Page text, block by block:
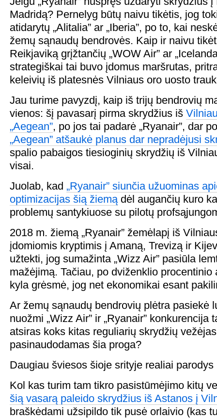
Madridą? Pernelyg būtų naivu tikėtis, jog
atidarytų „Alitalia” ar „Iberia”, po to, kai
žemų sąnaudų bendrovės. Kaip ir naivu
Reikjaviką grįžtančių „WOW Air” ar
strategiškai tai buvo įdomus maršrutas,
keleivių iš platesnės Vilniaus oro uosto
Jau turime pavyzdį, kaip iš trijų bendrovių
vienos: šį pavasarį pirma skrydžius iš
„Aegean”, po jos tai padarė „Ryanair”, dar
„Aegean” atšaukė planus dar nepradėjusi
spalio pabaigos tiesioginių skrydžių iš
visai.
Juolab, kad „Ryanair” siunčia užuominas
optimizacijas šią žiemądėl augančių kuro
problemų santykiuose su pilotų
2018 m. žiemą „Ryanair” žemėlapį iš
įdomiomis kryptimis į Amaną, Trevizą ir
užtekti, jog sumažinta „Wizz Air” pasiūla
mažėjimą. Tačiau, po dviženklio procentinio
kyla grėsmė, jog net ekonomikai esant
Ar žemų sąnaudų bendrovių plėtra pasiekė
nuožmi „Wizz Air” ir „Ryanair” konkurencija
atsiras koks kitas reguliarių skrydžių
pasinaudodamas šia proga?
Daugiau šviesos šioje srityje realiai
Kol kas turim tam tikro pasistūmėjimo kitų
šią vasarą paleido skrydžius iš Astanos į
braškėdami užsipildo tik pusė orlaivio (kas